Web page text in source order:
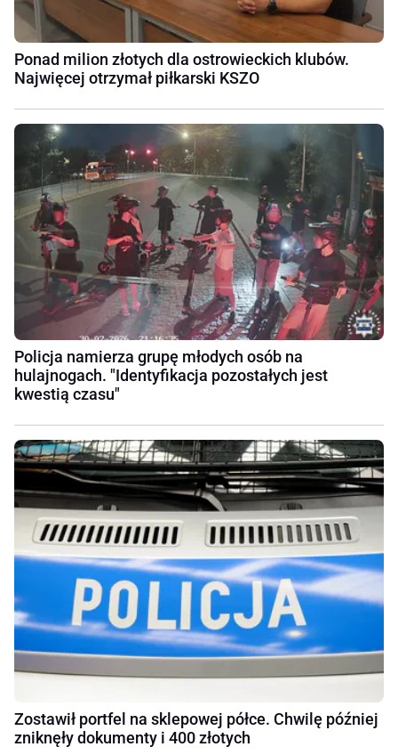
Ponad milion złotych dla ostrowieckich klubów.
Najwięcej otrzymał piłkarski KSZO
Policja namierza grupę młodych osób na
hulajnogach. "Identyfikacja pozostałych jest
kwestią czasu"
Zostawił portfel na sklepowej półce. Chwilę później
zniknęły dokumenty i 400 złotych